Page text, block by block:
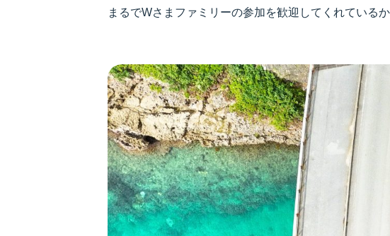
まるでWさまファミリーの参加を歓迎してくれてい